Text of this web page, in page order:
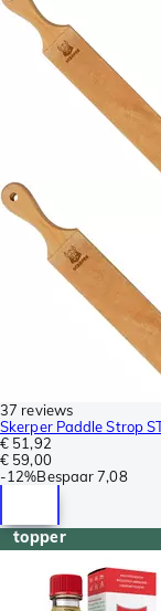
37 reviews
Skerper Paddle Strop
€ 51,92
€ 59,00
-12%Bespaar 7,08
topper